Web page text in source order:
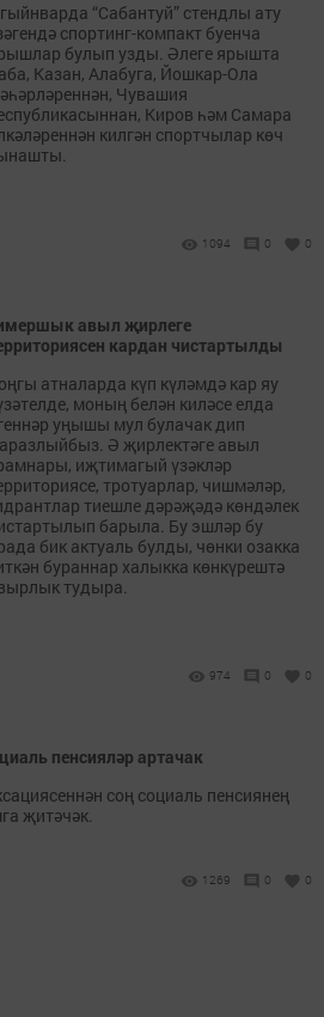
“Сабантуй” стендлы ату
спортинг-компакт буенча
булып узды. Әлеге ярышта
Казан, Алабуга, Йошкар-Ола
Чувашия
Киров һәм Самара
килгән спортчылар көч
1094 0 0
авыл җирлеге
кардан чистартылды
атналарда күп күләмдә кар яу
моның белән киләсе елда
уңышы мул булачак дип
Ә җирлектәге авыл
иҗтимагый үзәкләр
тротуарлар, чишмәләр,
тиешле дәрәҗәдә көндәлек
барыла. Бу эшләр бу
бик актуаль булды, чөнки озакка
бураннар халыкка көнкүрештә
тудыра.
974 0 0
пенсияләр артачак
соң социаль пенсиянең
җитәчәк.
1269 0 0